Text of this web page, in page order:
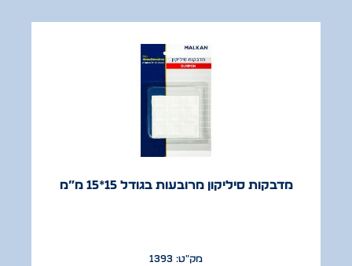
מדבקות סיליקון מרובעות בגודל 15*15 מ”מ
מק"ט: 1393